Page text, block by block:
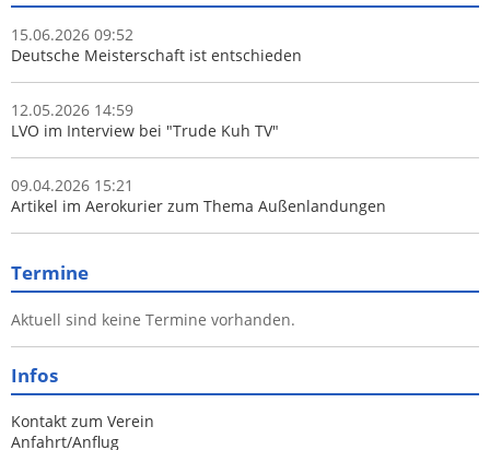
15.06.2026 09:52
Deutsche Meisterschaft ist entschieden
12.05.2026 14:59
LVO im Interview bei "Trude Kuh TV"
09.04.2026 15:21
Artikel im Aerokurier zum Thema Außenlandungen
Termine
Aktuell sind keine Termine vorhanden.
Infos
Kontakt zum Verein
Anfahrt/Anflug